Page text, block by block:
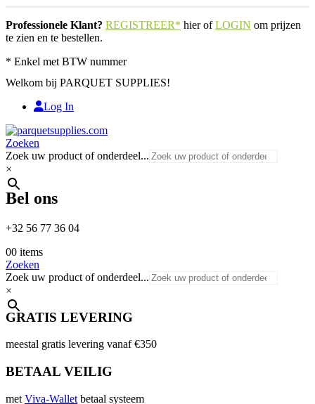
Professionele Klant? REGISTREER* hier ofLOGIN om prijzen
te zien en te bestellen.
* Enkel met BTW nummer
Welkom bij PARQUET SUPPLIES!
Log In
Zoeken
Zoek uw product of onderdeel...
×
Bel ons
+32 56 77 36 04
00 items
Zoeken
Zoek uw product of onderdeel...
×
GRATIS LEVERING
meestal gratis levering vanaf €350
BETAAL VEILIG
met Viva-Wallet betaal systeem